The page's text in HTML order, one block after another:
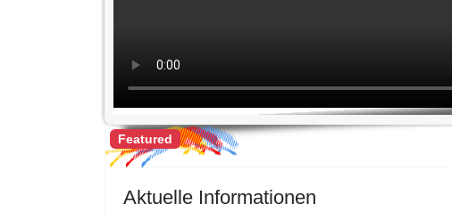
Featured
Aktuelle Informationen